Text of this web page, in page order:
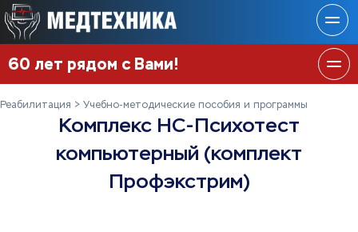
60 лет рядом с Вами!
Реабилитация Учебно-методические пособия и программы
Комплекс НС-Психотест
компьютерный (комплект
Профэкстрим)